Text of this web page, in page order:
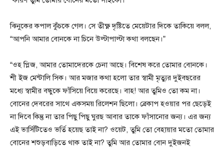
ঝিনুকের কপাল কুঁচকে গেল। সে তীক্ষ্ণ দৃষ্টিতে মেয়েটার দিকে তাকিয়ে বলল,
“আপনি আমার বোনকে না চিনে উল্টাপাল্টা কথা বলছেন।”
“ওহ প্লিজ, আমার তোমাদেরকে চেনা আছে। বিশেষ করে তোমার বোনকে।
শী ইজ মেন্টালি সিক। আর মজার কথা হলো তার স্বামী মৃত্যুর দুইবছরের
মধ্যে স্বামীর বন্ধুকে ফাঁসিয়ে বিয়ে করেছে। বাহ! আর তুমিও তো কম না।
বোনের দেবরের সাথে একসময় রিলেশন ছিলো। ব্রেকাপ হওয়ার পর ছেড়েই
না দিবে কিন্তু না তার পিছু পিছু ঘুরছ আবার তাকে ফাঁসানোর জন্য। এর জন্য
এই ভার্সিটিতেও ভর্তি হয়েছ তাই না? ওয়েট, তুমি তো বেহায়ার মতো তোমার
বোনের শশুড়বাড়িতে থাক তাই না? তুমি আর তোমার বোন দুইজনই